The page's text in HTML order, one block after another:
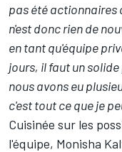
pas été actionnaires
n'est donc rien de
en tant qu'équipe
jours, il faut un
nous avons eu
c'est tout ce que je
Cuisinée sur les
l'équipe, Monisha